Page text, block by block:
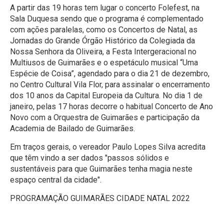
A partir das 19 horas tem lugar o concerto Folefest, na
Sala Duquesa sendo que o programa é complementado
com ações paralelas, como os Concertos de Natal, as
Jornadas do Grande Órgão Histórico da Colegiada da
Nossa Senhora da Oliveira, a Festa Intergeracional no
Multiusos de Guimarães e o espetáculo musical “Uma
Espécie de Coisa”, agendado para o dia 21 de dezembro,
no Centro Cultural Vila Flor, para assinalar o encerramento
dos 10 anos da Capital Europeia da Cultura. No dia 1 de
janeiro, pelas 17 horas decorre o habitual Concerto de Ano
Novo com a Orquestra de Guimarães e participação da
Academia de Bailado de Guimarães.
Em traços gerais, o vereador Paulo Lopes Silva acredita
que têm vindo a ser dados "passos sólidos e
sustentáveis para que Guimarães tenha magia neste
espaço central da cidade".
PROGRAMAÇÃO GUIMARÃES CIDADE NATAL 2022